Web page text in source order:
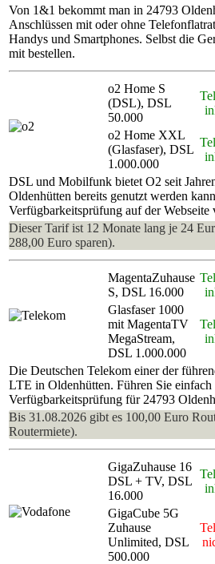
Von 1&1 bekommt man in 24793
Anschlüssen mit oder ohne
Handys und Smartphones. Selbst die
mit bestellen.
o2 Home S
(DSL), DSL
50.000
o2 Home XXL
(Glasfaser), DSL
1.000.000
DSL und Mobilfunk bietet O2 seit
Oldenhütten bereits genutzt werden
Verfügbarkeitsprüfung auf der Webseite
Dieser Tarif ist 12 Monate lang je 24
288,00 Euro sparen).
MagentaZuhause
S, DSL 16.000
Glasfaser 1000
mit MagentaTV
MegaStream,
DSL 1.000.000
Die Deutschen Telekom einer der
LTE in Oldenhütten. Führen Sie einfach
Verfügbarkeitsprüfung für 24793
Bis 31.08.2026 gibt es 100,00 Euro
Routermiete).
GigaZuhause 16
DSL + TV, DSL
16.000
GigaCube 5G
Zuhause
Unlimited, DSL
500.000